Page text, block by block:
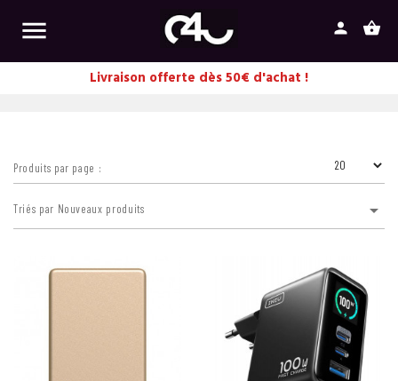
 shopping_basket
person
Livraison offerte dès 50€ d'achat !
Produits par page :
Triés par Nouveaux produits 